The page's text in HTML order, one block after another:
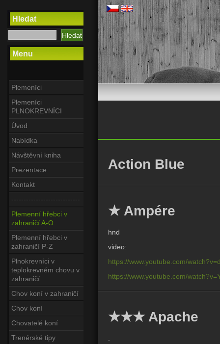
Hledat
Menu
Plemeníci
Plemeníci
PLNOKREVNÍCI
Úvod
Nabídka
Návštěvní kniha
Prezentace
Kontakt
----------------------------
Plemenní hřebci v
zahraničí A-O
Plemenní hřebci v
zahraničí P-Z
Plnokrevníci v
teplokrevném chovu v
zahraničí
Chov koní v zahraničí
Chov koní
Chovatelé koní
Trenérské tipy
Action Blue
★ Ampére
hnd
video:
https://www.youtube.com/
https://www.youtube.com/
★★★ Apache